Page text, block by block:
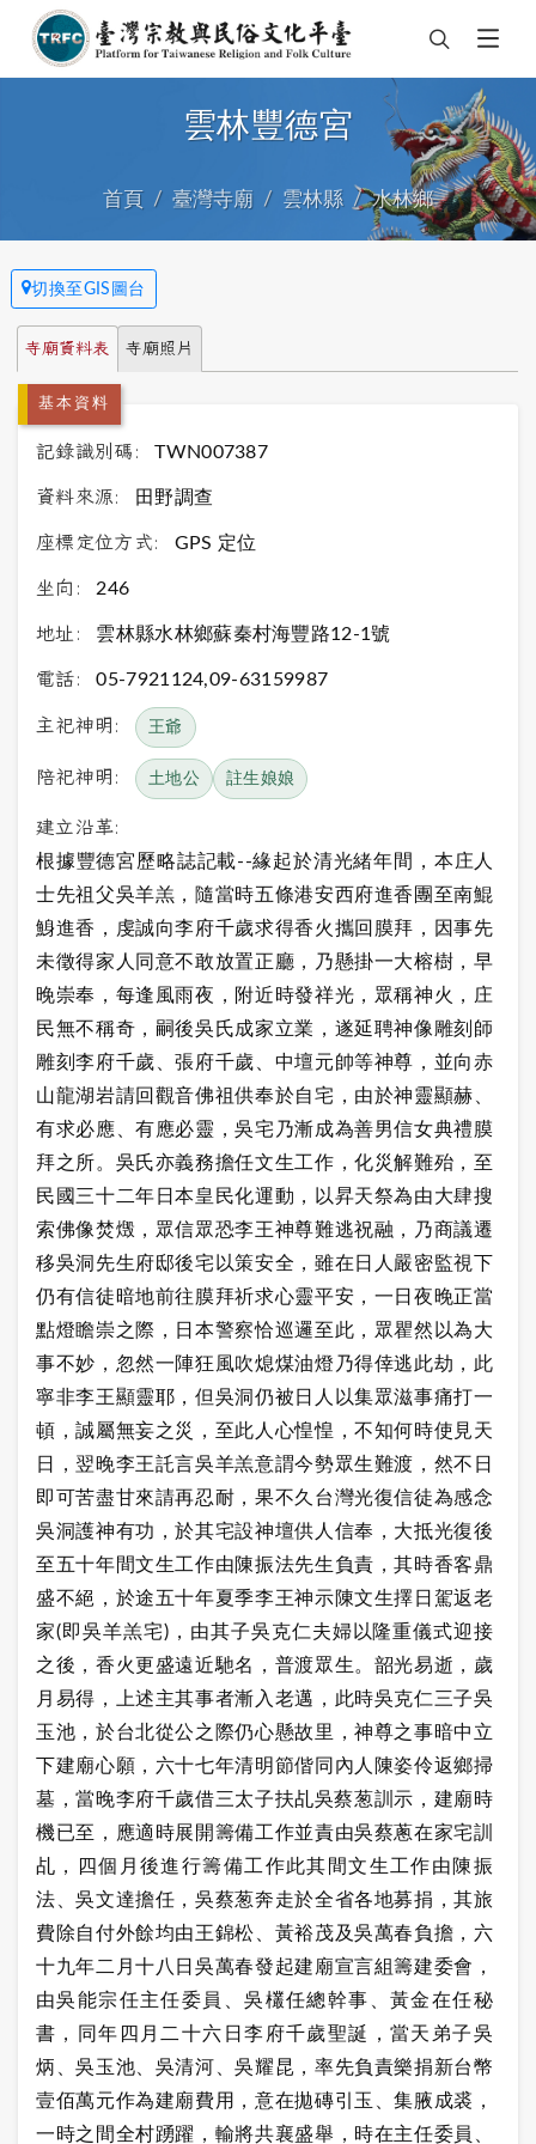
雲林豐德宮
首頁 臺灣寺廟 雲林縣 水林鄉
切換至GIS圖台
寺廟資料表 寺廟照片
基本資料
記錄識別碼: TWN007387
資料來源: 田野調查
座標定位方式: GPS 定位
坐向: 246
地址: 雲林縣水林鄉蘇秦村海豐路12-1號
電話: 05-7921124,09-63159987
主祀神明: 王爺
陪祀神明: 土地公 註生娘娘
建立沿革:
根據豐德宮歷略誌記載--緣起於清光緒年間，本庄人
士先祖父吳羊羔，隨當時五條港安西府進香團至南鯤
鯓進香，虔誠向李府千歲求得香火攜回膜拜，因事先
未徵得家人同意不敢放置正廳，乃懸掛一大榕樹，早
晚崇奉，每逢風雨夜，附近時發祥光，眾稱神火，庄
民無不稱奇，嗣後吳氏成家立業，遂延聘神像雕刻師
雕刻李府千歲、張府千歲、中壇元帥等神尊，並向赤
山龍湖岩請回觀音佛祖供奉於自宅，由於神靈顯赫、
有求必應、有應必靈，吳宅乃漸成為善男信女典禮膜
拜之所。吳氏亦義務擔任文生工作，化災解難殆，至
民國三十二年日本皇民化運動，以昇天祭為由大肆搜
索佛像焚燬，眾信眾恐李王神尊難逃祝融，乃商議遷
移吳洞先生府邸後宅以策安全，雖在日人嚴密監視下
仍有信徒暗地前往膜拜祈求心靈平安，一日夜晚正當
點燈瞻崇之際，日本警察恰巡邏至此，眾瞿然以為大
事不妙，忽然一陣狂風吹熄煤油燈乃得倖逃此劫，此
寧非李王顯靈耶，但吳洞仍被日人以集眾滋事痛打一
頓，誠屬無妄之災，至此人心惶惶，不知何時使見天
日，翌晚李王託言吳羊羔意謂今勢眾生難渡，然不日
即可苦盡甘來請再忍耐，果不久台灣光復信徒為感念
吳洞護神有功，於其宅設神壇供人信奉，大抵光復後
至五十年間文生工作由陳振法先生負責，其時香客鼎
盛不絕，於途五十年夏季李王神示陳文生擇日駕返老
家(即吳羊羔宅)，由其子吳克仁夫婦以隆重儀式迎接
之後，香火更盛遠近馳名，普渡眾生。韶光易逝，歲
月易得，上述主其事者漸入老邁，此時吳克仁三子吳
玉池，於台北從公之際仍心懸故里，神尊之事暗中立
下建廟心願，六十七年清明節偕同內人陳姿伶返鄉掃
墓，當晚李府千歲借三太子扶乩吳蔡葱訓示，建廟時
機已至，應適時展開籌備工作並責由吳蔡蔥在家宅訓
乩，四個月後進行籌備工作此其間文生工作由陳振
法、吳文達擔任，吳蔡葱奔走於全省各地募捐，其旅
費除自付外餘均由王錦松、黃裕茂及吳萬春負擔，六
十九年二月十八日吳萬春發起建廟宣言組籌建委會，
由吳能宗任主任委員、吳欉任總幹事、黃金在任秘
書，同年四月二十六日李府千歲聖誕，當天弟子吳
炳、吳玉池、吳清河、吳耀昆，率先負責樂捐新台幣
壹佰萬元作為建廟費用，意在拋磚引玉、集腋成裘，
一時之間全村踴躍，輸將共襄盛舉，時在主任委員、